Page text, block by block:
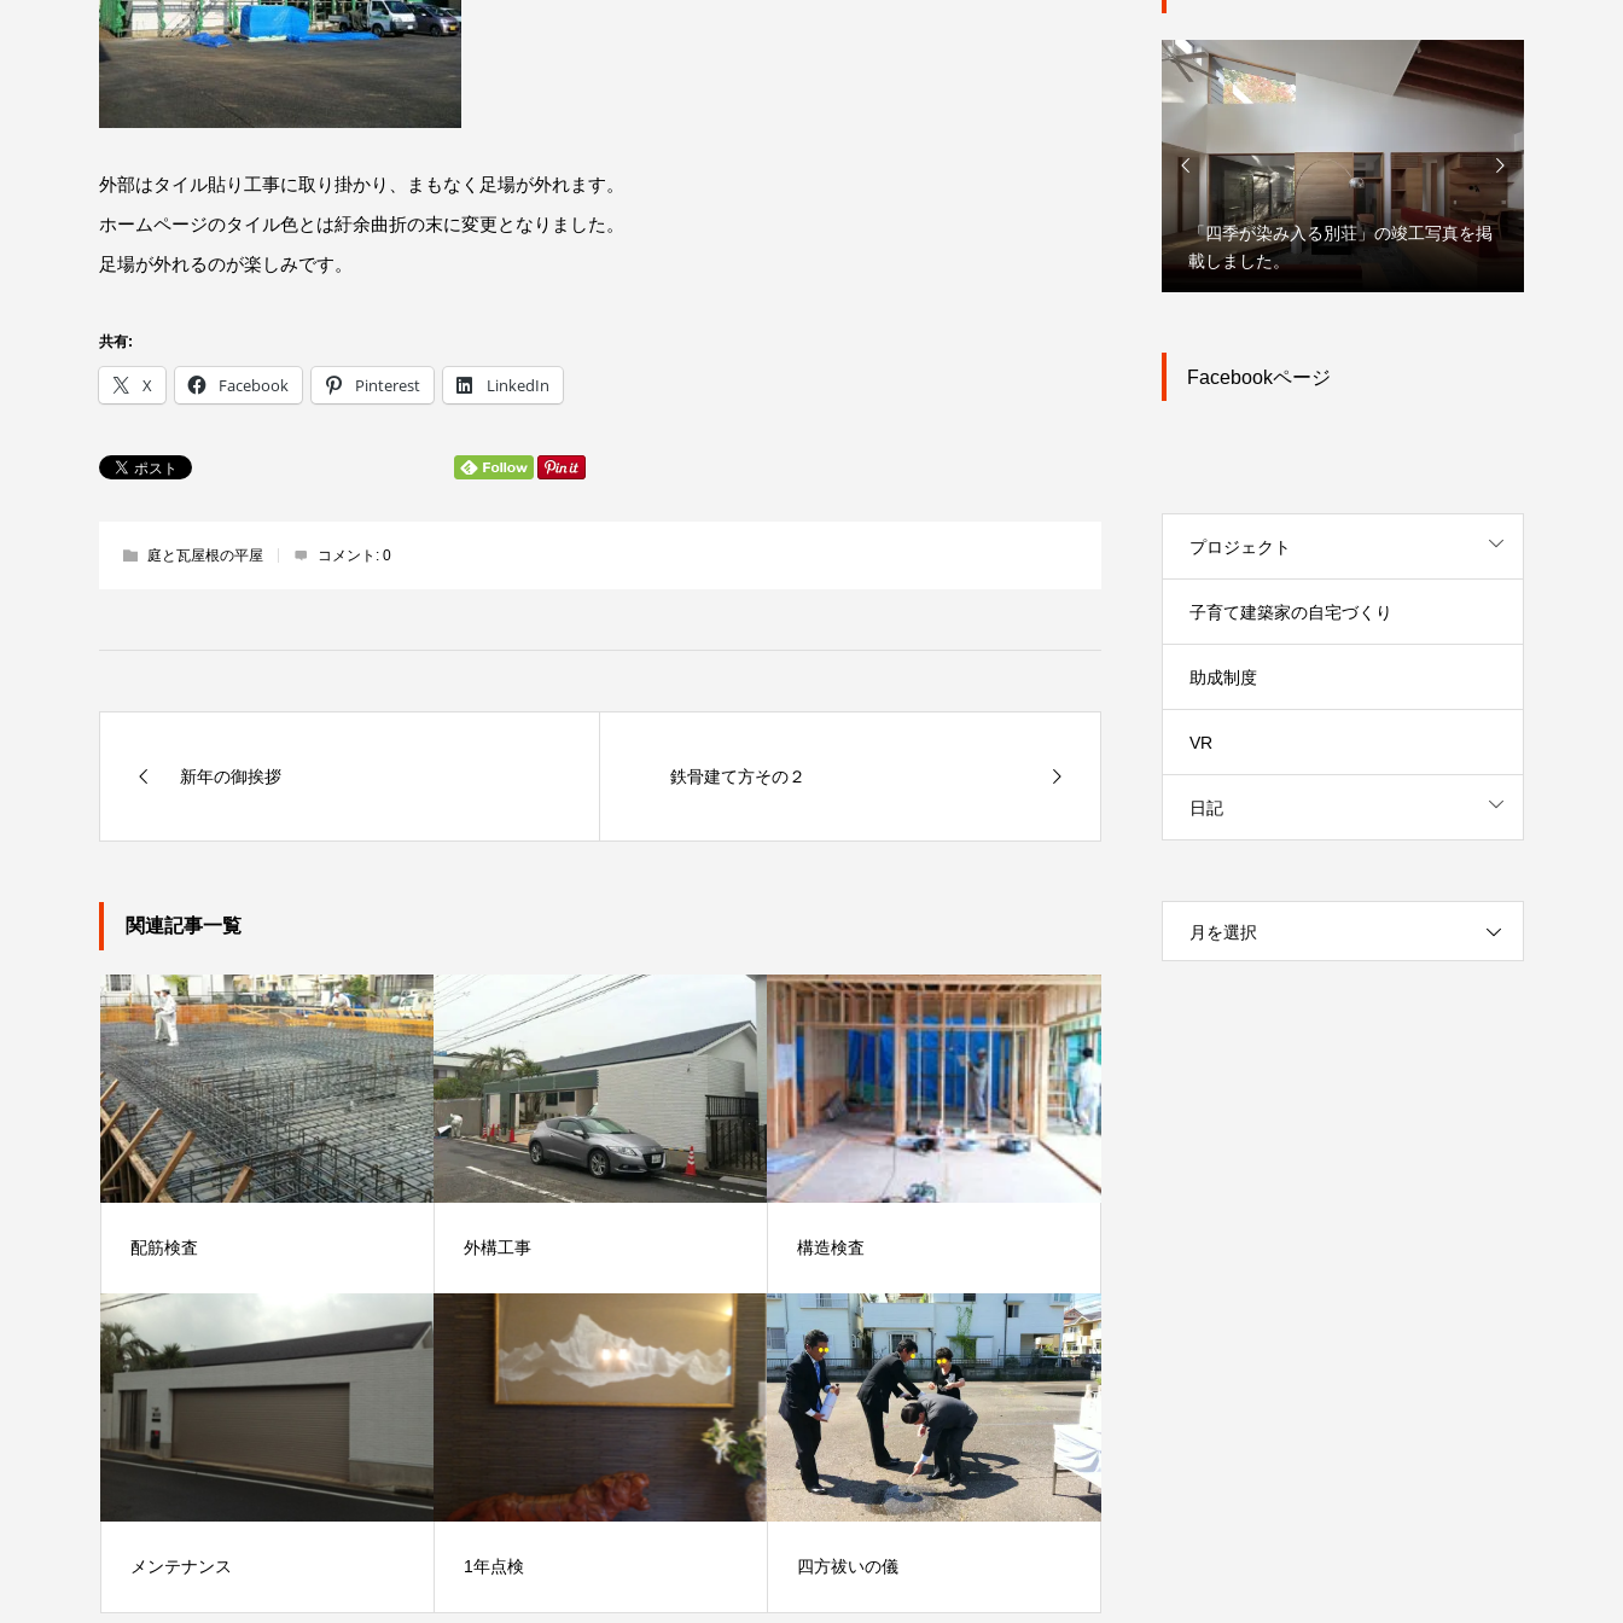
外部はタイル貼り工事に取り掛かり、まもなく足場が外れます。
ホームページのタイル色とは紆余曲折の末に変更となりました。
足場が外れるのが楽しみです。
共有:
X Facebook Pinterest LinkedIn
庭と瓦屋根の平屋 コメント: 0
新年の御挨拶 鉄骨建て方その２
関連記事一覧
配筋検査 外構工事 構造検査
メンテナンス 1年点検 四方祓いの儀

「四季が染み入る別荘」の竣工写真を掲
載しました。

Facebookページ
プロジェクト
子育て建築家の自宅づくり
助成制度
VR
日記
月を選択